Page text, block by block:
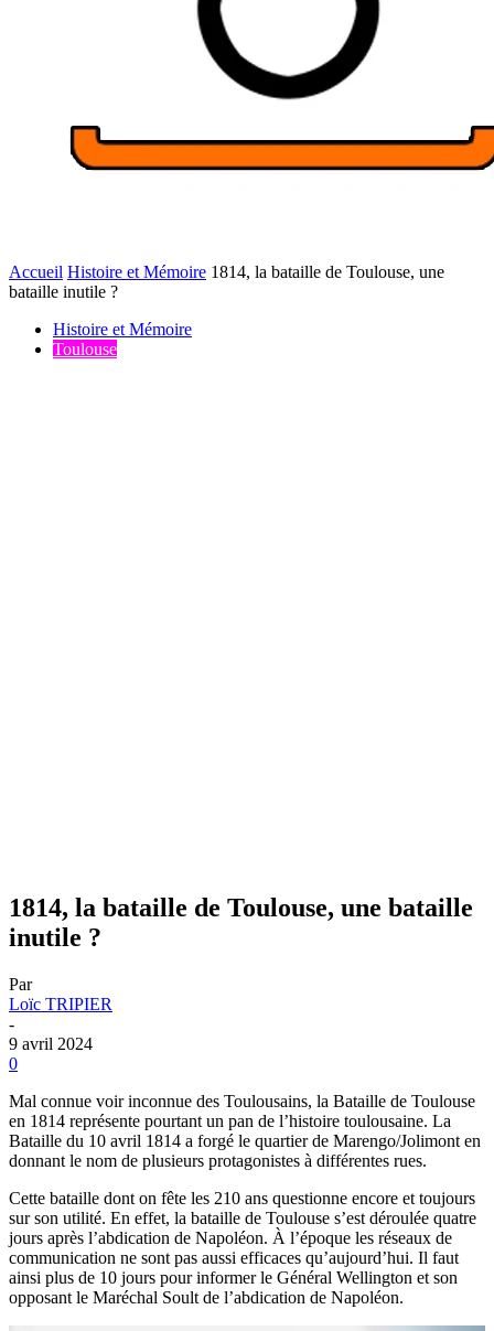
Accueil Histoire et Mémoire 1814, la bataille de Toulouse, une
bataille inutile ?
Histoire et Mémoire
Toulouse
1814, la bataille de Toulouse, une bataille
inutile ?
Par
Loïc TRIPIER
-
9 avril 2024
0
Mal connue voir inconnue des Toulousains, la Bataille de Toulouse
en 1814 représente pourtant un pan de l’histoire toulousaine. La
Bataille du 10 avril 1814 a forgé le quartier de Marengo/Jolimont en
donnant le nom de plusieurs protagonistes à différentes rues.
Cette bataille dont on fête les 210 ans questionne encore et toujours
sur son utilité. En effet, la bataille de Toulouse s’est déroulée quatre
jours après l’abdication de Napoléon. À l’époque les réseaux de
communication ne sont pas aussi efficaces qu’aujourd’hui. Il faut
ainsi plus de 10 jours pour informer le Général Wellington et son
opposant le Maréchal Soult de l’abdication de Napoléon.